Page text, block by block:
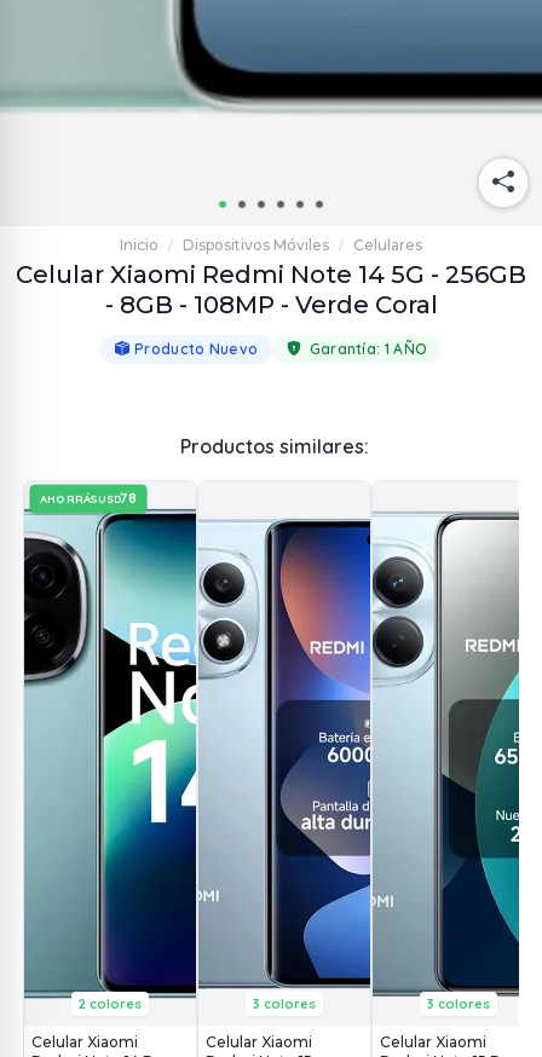
Inicio / Dispositivos Móviles / Celulares
Celular Xiaomi Redmi Note 14 5G - 256GB
- 8GB - 108MP - Verde Coral
Producto Nuevo Garantía: 1 AÑO
Productos similares:
AHORRÁSUSD78
2 colores
Celular Xiaomi
3 colores
Celular Xiaomi
3 colores
Celular Xiaomi